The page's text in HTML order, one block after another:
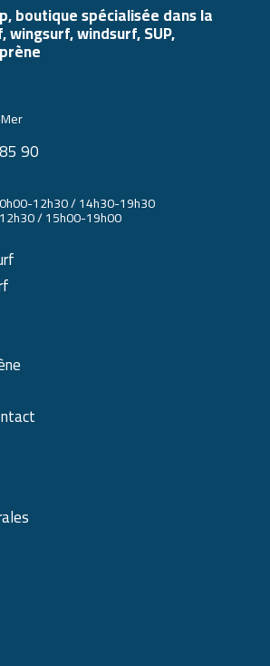
boutique spécialisée dans la
windsurf, SUP,
90
12h30 / 14h30-19h30
/ 15h00-19h00